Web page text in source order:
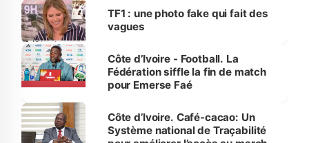
sur la scène internationale »
TF1 : une photo fake qui fait des
vagues
Côte d’Ivoire - Football. La
Fédération siffle la fin de match
pour Emerse Faé
Côte d’Ivoire. Café-cacao: Un
Système national de Traçabilité